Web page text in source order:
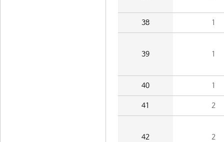
38 1
39 1
40 1
41 2
42 2